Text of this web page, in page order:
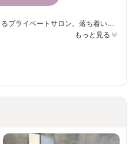
もっと見る